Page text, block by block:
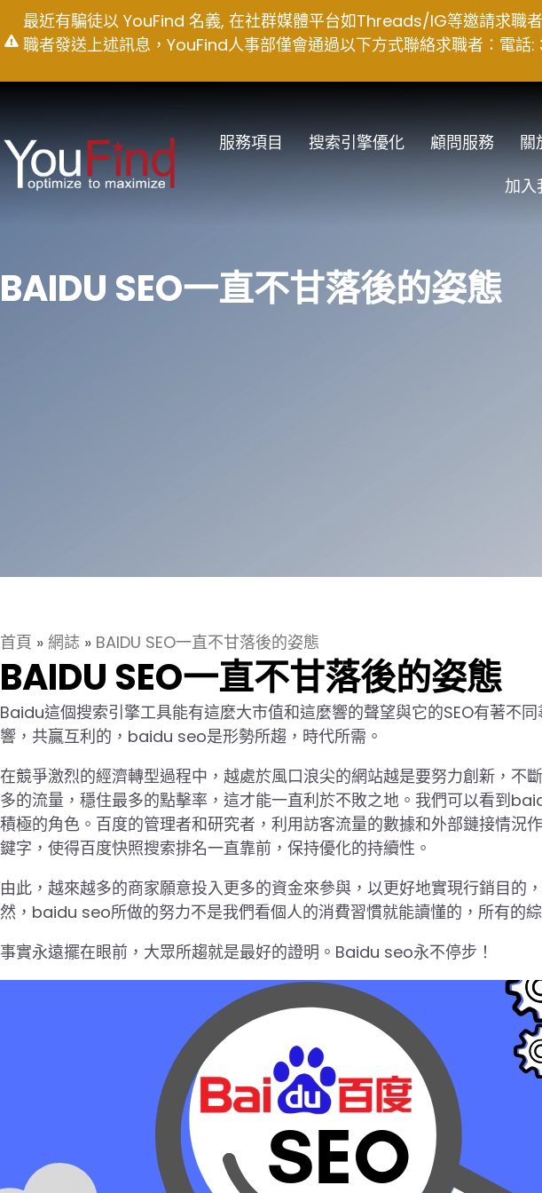
to
最近有騙徒以 YouFind 名義, 在社群媒體平台如Threads/IG等邀請求職
職者發送上述訊息，YouFind人事部僅會通過以下方式聯絡求職者：電
服務項目 搜索引擎優化 顧問服務 關
加入
BAIDU SEO一直不甘落後的姿態
首頁 » 網誌 » BAIDU SEO一直不甘落後的姿態
BAIDU SEO一直不甘落後的姿態
Baidu這個搜索引擎工具能有這麼大市值和這麼響的聲望與它的SEO有著不
響，共贏互利的，baidu seo是形勢所趨，時代所需。
在競爭激烈的經濟轉型過程中，越處於風口浪尖的網站越是要努力創新，不
多的流量，穩住最多的點擊率，這才能一直利於不敗之地。我們可以看到
積極的角色。百度的管理者和研究者，利用訪客流量的數據和外部鏈接情況
鍵字，使得百度快照搜索排名一直靠前，保持優化的持續性。
由此，越來越多的商家願意投入更多的資金來參與，以更好地實現行銷目的
然，baidu seo所做的努力不是我們看個人的消費習慣就能讀懂的，所有的
事實永遠擺在眼前，大眾所趨就是最好的證明。Baidu seo永不停步！